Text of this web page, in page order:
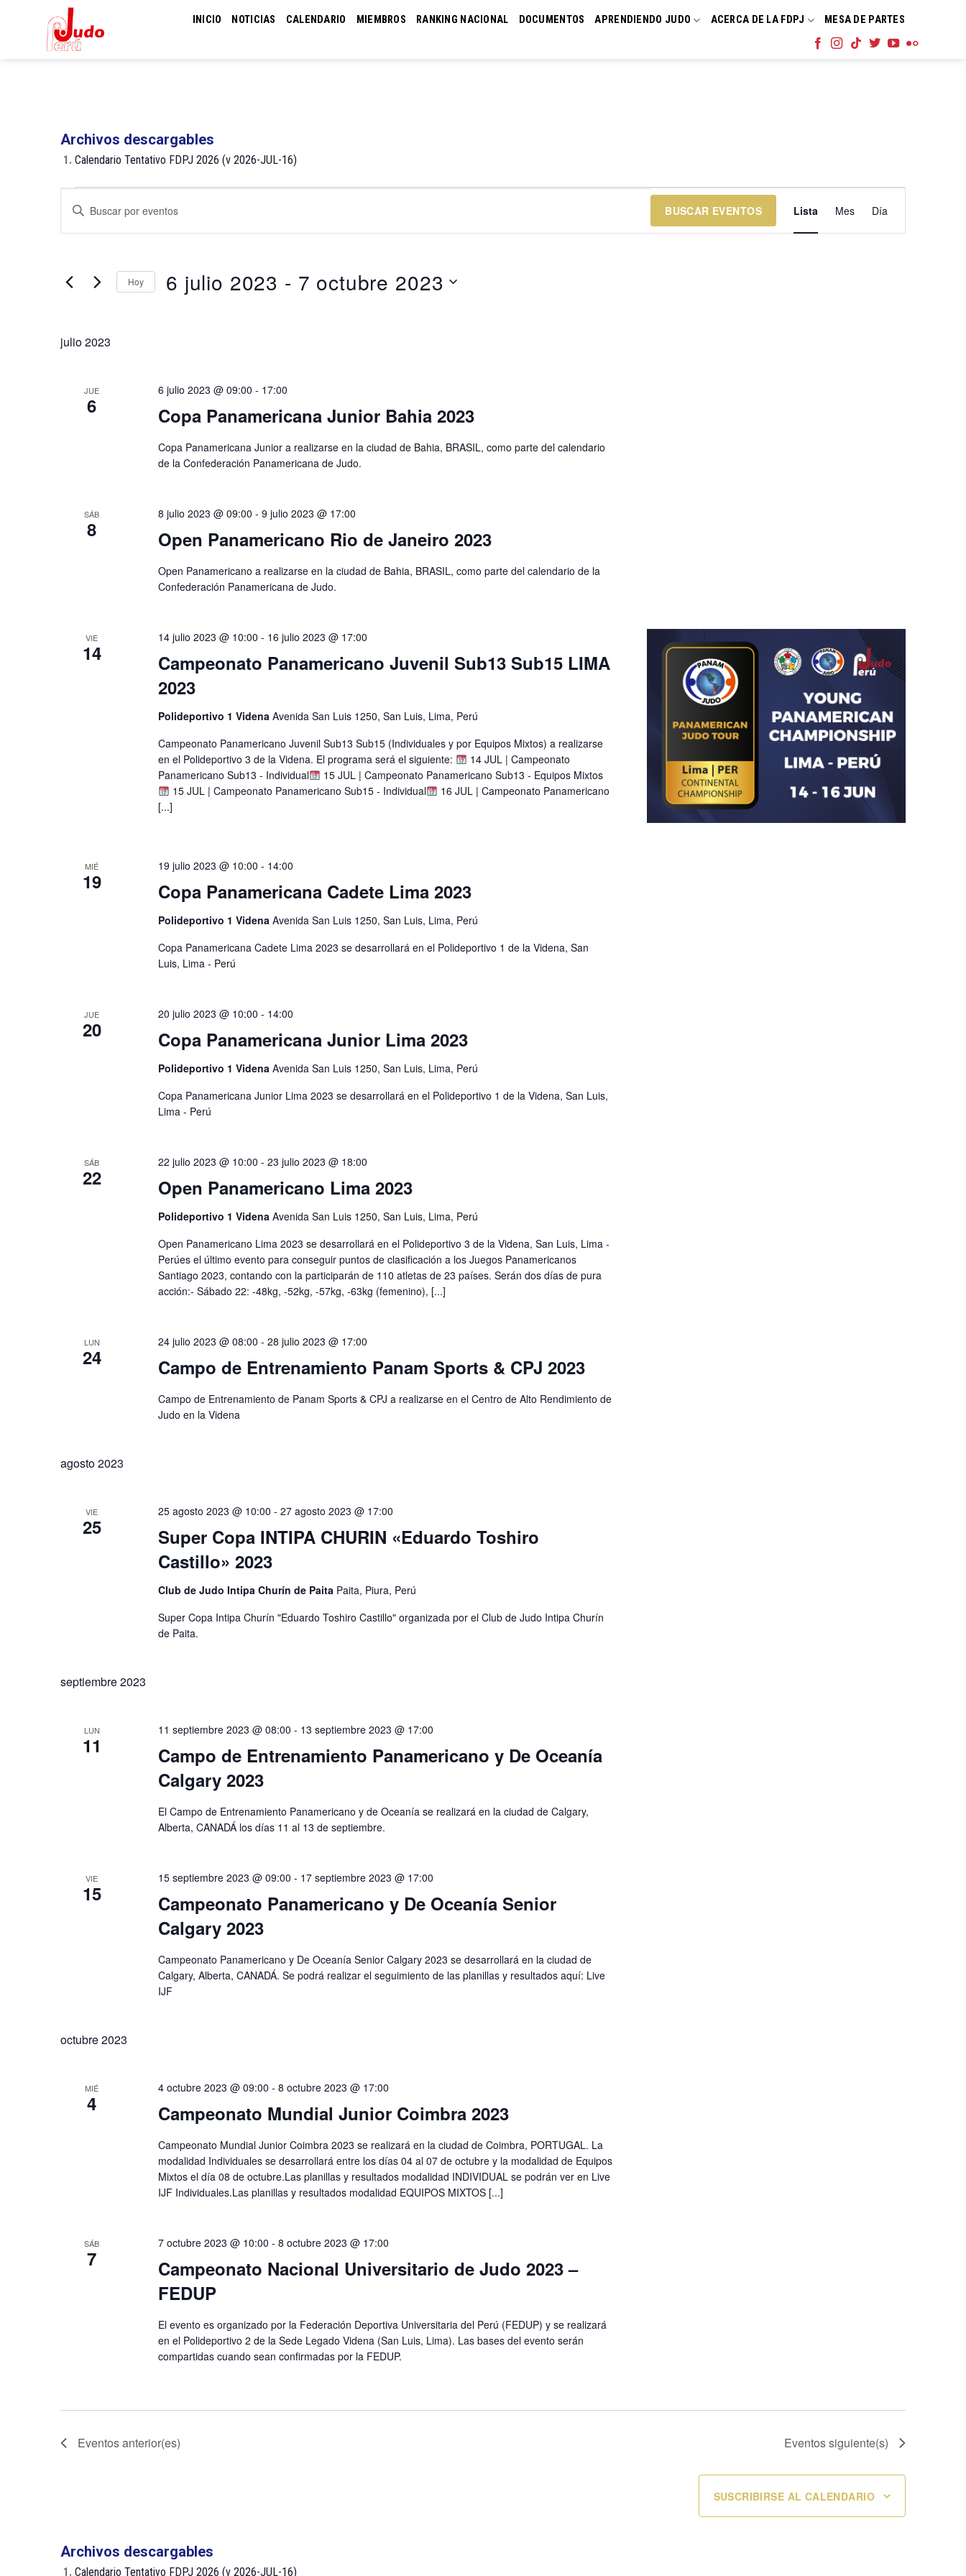
INICIO NOTICIAS CALENDARIO MIEMBROS RANKING NACIONAL DOCUMENTOS APRENDIENDO JUDO ACERCA DE LA FDPJ MESA DE PARTES
Archivos descargables
1. Calendario Tentativo FDPJ 2026 (v 2026-JUL-16)
Eventos
Navegación
vistas
Eventos
Introduce
palabra
Eventos
palabra
clave.
BUSCAR EVENTOS Lista Mes Día
Hoy 6 julio 2023 - 7 octubre 2023
julio 2023
JUE
6 Copa Panamericana Junior Bahia 2023
6 julio 2023 @ 09:00 - 17:00
Copa Panamericana Junior a realizarse en la ciudad de Bahia, BRASIL, como parte del calendario
de la Confederación Panamericana de Judo.
SÁB
8 Open Panamericano Rio de Janeiro 2023
8 julio 2023 @ 09:00 - 9 julio 2023 @ 17:00
Open Panamericano a realizarse en la ciudad de Bahia, BRASIL, como parte del calendario de la
Confederación Panamericana de Judo.
VIE
14
Campeonato Panamericano Juvenil Sub13 Sub15 LIMA
2023
14 julio 2023 @ 10:00 - 16 julio 2023 @ 17:00
Polideportivo 1 Videna Avenida San Luis 1250, San Luis, Lima, Perú
Campeonato Panamericano Juvenil Sub13 Sub15 (Individuales y por Equipos Mixtos) a realizarse
en el Polideportivo 3 de la Videna. El programa será el siguiente:
14 JUL | Campeonato
Panamericano Sub13 - Individual
15 JUL | Campeonato Panamericano Sub13 - Equipos Mixtos
15 JUL | Campeonato Panamericano Sub15 - Individual
16 JUL | Campeonato Panamericano
[...]
MIÉ
19 Copa Panamericana Cadete Lima 2023
19 julio 2023 @ 10:00 - 14:00
Polideportivo 1 Videna Avenida San Luis 1250, San Luis, Lima, Perú
Copa Panamericana Cadete Lima 2023 se desarrollará en el Polideportivo 1 de la Videna, San
Luis, Lima - Perú
JUE
20 Copa Panamericana Junior Lima 2023
20 julio 2023 @ 10:00 - 14:00
Polideportivo 1 Videna Avenida San Luis 1250, San Luis, Lima, Perú
Copa Panamericana Junior Lima 2023 se desarrollará en el Polideportivo 1 de la Videna, San Luis,
Lima - Perú
SÁB
22 Open Panamericano Lima 2023
22 julio 2023 @ 10:00 - 23 julio 2023 @ 18:00
Polideportivo 1 Videna Avenida San Luis 1250, San Luis, Lima, Perú
Open Panamericano Lima 2023 se desarrollará en el Polideportivo 3 de la Videna, San Luis, Lima -
Perúes el último evento para conseguir puntos de clasificación a los Juegos Panamericanos
Santiago 2023, contando con la participarán de 110 atletas de 23 países. Serán dos días de pura
acción:- Sábado 22: -48kg, -52kg, -57kg, -63kg (femenino), [...]
LUN
24 Campo de Entrenamiento Panam Sports & CPJ 2023
24 julio 2023 @ 08:00 - 28 julio 2023 @ 17:00
Campo de Entrenamiento de Panam Sports & CPJ a realizarse en el Centro de Alto Rendimiento de
Judo en la Videna
agosto 2023
VIE
25
Super Copa INTIPA CHURIN «Eduardo Toshiro
Castillo» 2023
25 agosto 2023 @ 10:00 - 27 agosto 2023 @ 17:00
Club de Judo Intipa Churín de Paita Paita, Piura, Perú
Super Copa Intipa Churín "Eduardo Toshiro Castillo" organizada por el Club de Judo Intipa Churín
de Paita.
septiembre 2023
LUN
11
Campo de Entrenamiento Panamericano y De Oceanía
Calgary 2023
11 septiembre 2023 @ 08:00 - 13 septiembre 2023 @ 17:00
El Campo de Entrenamiento Panamericano y de Oceanía se realizará en la ciudad de Calgary,
Alberta, CANADÁ los días 11 al 13 de septiembre.
VIE
15
Campeonato Panamericano y De Oceanía Senior
Calgary 2023
15 septiembre 2023 @ 09:00 - 17 septiembre 2023 @ 17:00
Campeonato Panamericano y De Oceanía Senior Calgary 2023 se desarrollará en la ciudad de
Calgary, Alberta, CANADÁ. Se podrá realizar el seguimiento de las planillas y resultados aquí: Live
IJF
octubre 2023
MIÉ
4 Campeonato Mundial Junior Coimbra 2023
4 octubre 2023 @ 09:00 - 8 octubre 2023 @ 17:00
Campeonato Mundial Junior Coimbra 2023 se realizará en la ciudad de Coimbra, PORTUGAL. La
modalidad Individuales se desarrollará entre los días 04 al 07 de octubre y la modalidad de Equipos
Mixtos el día 08 de octubre.Las planillas y resultados modalidad INDIVIDUAL se podrán ver en Live
IJF Individuales.Las planillas y resultados modalidad EQUIPOS MIXTOS [...]
SÁB
7
Campeonato Nacional Universitario de Judo 2023 –
FEDUP
7 octubre 2023 @ 10:00 - 8 octubre 2023 @ 17:00
El evento es organizado por la Federación Deportiva Universitaria del Perú (FEDUP) y se realizará
en el Polideportivo 2 de la Sede Legado Videna (San Luis, Lima). Las bases del evento serán
compartidas cuando sean confirmadas por la FEDUP.
Eventosanterior(es) Eventossiguiente(s)
SUSCRIBIRSE AL CALENDARIO
Archivos descargables
1. Calendario Tentativo FDPJ 2026 (v 2026-JUL-16)